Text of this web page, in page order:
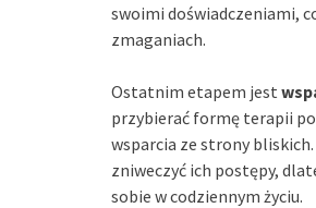
swoimi doświadczeniami,
zmaganiach.
Ostatnim etapem jest
przybierać formę terapii
wsparcia ze strony
zniweczyć ich postępy,
sobie w codziennym życiu.